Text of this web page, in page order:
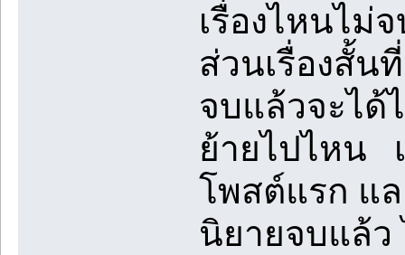
เรื่องไหนไม่
ส่วนเรื่องสั้น
จบแล้วจะได้
ย้ายไปไหน
โพสต์แรก แ
นิยายจบแล้ว